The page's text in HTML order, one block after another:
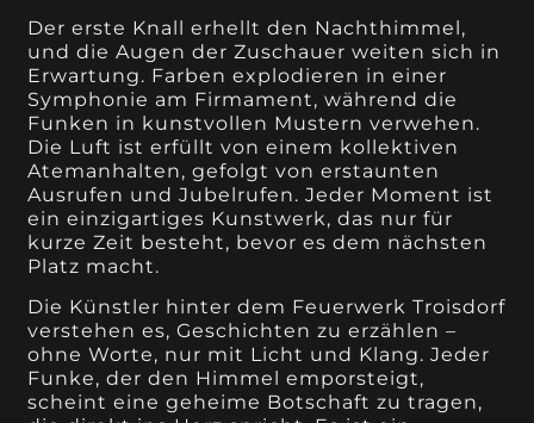
Der erste Knall erhellt den Nachthimmel,
und die Augen der Zuschauer weiten sich in
Erwartung. Farben explodieren in einer
Symphonie am Firmament, während die
Funken in kunstvollen Mustern verwehen.
Die Luft ist erfüllt von einem kollektiven
Atemanhalten, gefolgt von erstaunten
Ausrufen und Jubelrufen. Jeder Moment ist
ein einzigartiges Kunstwerk, das nur für
kurze Zeit besteht, bevor es dem nächsten
Platz macht.
Die Künstler hinter dem Feuerwerk Troisdorf
verstehen es, Geschichten zu erzählen –
ohne Worte, nur mit Licht und Klang. Jeder
Funke, der den Himmel emporsteigt,
scheint eine geheime Botschaft zu tragen,